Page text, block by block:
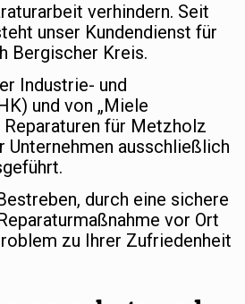
verhindern. Seit
unser Kundendienst für
Bergischer Kreis.
Industrie- und
und von „Miele
Reparaturen für Metzholz
Unternehmen ausschließlich
durch eine sichere
vor Ort
zu Ihrer Zufriedenheit